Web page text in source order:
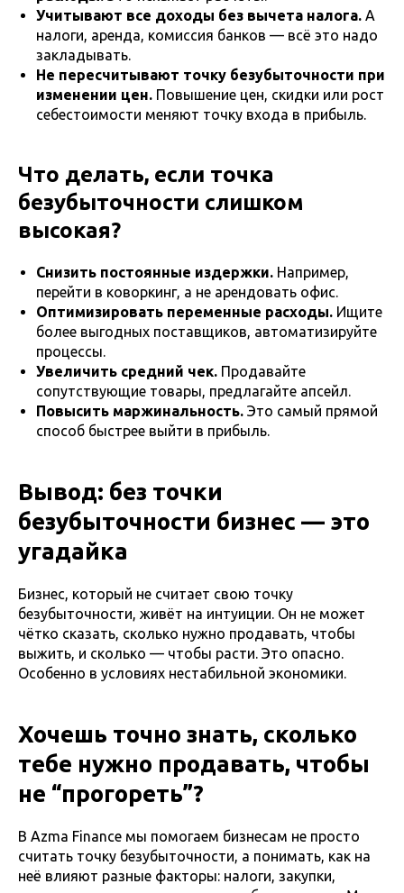
Учитывают все доходы без вычета налога. А
налоги, аренда, комиссия банков — всё это надо
закладывать.
Не пересчитывают точку безубыточности при
изменении цен. Повышение цен, скидки или рост
себестоимости меняют точку входа в прибыль.
Что делать, если точка
безубыточности слишком
высокая?
Снизить постоянные издержки. Например,
перейти в коворкинг, а не арендовать офис.
Оптимизировать переменные расходы. Ищите
более выгодных поставщиков, автоматизируйте
процессы.
Увеличить средний чек. Продавайте
сопутствующие товары, предлагайте апсейл.
Повысить маржинальность. Это самый прямой
способ быстрее выйти в прибыль.
Вывод: без точки
безубыточности бизнес — это
угадайка
Бизнес, который не считает свою точку
безубыточности, живёт на интуиции. Он не может
чётко сказать, сколько нужно продавать, чтобы
выжить, и сколько — чтобы расти. Это опасно.
Особенно в условиях нестабильной экономики.
Хочешь точно знать, сколько
тебе нужно продавать, чтобы
не “прогореть”?
В Azma Finance мы помогаем бизнесам не просто
считать точку безубыточности, а понимать, как на
неё влияют разные факторы: налоги, закупки,